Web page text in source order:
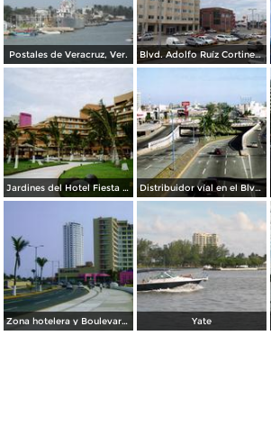
Postales de Veracruz, Ver. Blvd. Adolfo Ruíz Cortines en Boca del Río. Julio/2012
Jardines del Hotel Fiesta Americana. Boca del Río. 2006 Distribuidor víal en el Blvd. Adolfo Ruíz Cortines y Manuel Avila Camacho. Boca del Río, Veracruz
Zona hotelera y Boulevard Manuel Avila Camacho. Boca del Río, Veracruz Yate